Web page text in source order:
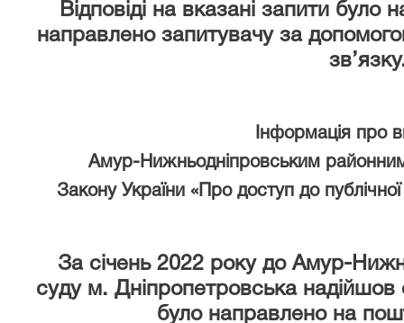
Відповіді на вказані запити
направлено запитувачу за
Інформація про
Амур-Нижньодніпровським
Закону України «Про доступ до
За січень 2022 року до Амур-
суду м. Дніпропетровська надійшов
було направлено на